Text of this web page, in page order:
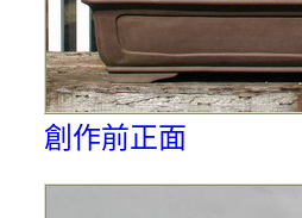
創作前正面